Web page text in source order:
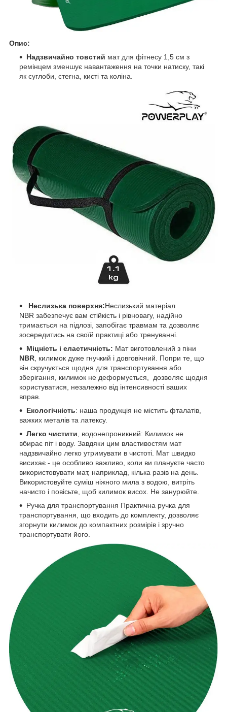
Опис:
Надзвичайно товстий мат для фітнесу 1,5 см з
ремінцем зменшує навантаження на точки натиску, такі
як суглоби, стегна, кисті та коліна.
Неслизька поверхня:Неслизький матеріал
NBR забезпечує вам стійкість і рівновагу, надійно
тримається на підлозі, запобігає травмам та дозволяє
зосередитись на своїй практиці або тренуванні.
Міцність і еластичність: Мат виготовлений з піни
NBR , килимок дуже гнучкий і довговічний. Попри те, що
він скручується щодня для транспортування або
зберігання, килимок не деформується, дозволяє щодня
користуватися, незалежно від інтенсивності ваших
вправ.
Екологічність: наша продукція не містить фталатів,
важких металів та латексу.
Легко чистити , водонепроникний: Килимок не
вбирає піт і воду. Завдяки цим властивостям мат
надзвичайно легко утримувати в чистоті. Мат швидко
висихає - це особливо важливо, коли ви плануєте часто
використовувати мат, наприклад, кілька разів на день.
Використовуйте суміш ніжного мила з водою, витріть
начисто і повісьте, щоб килимок висох. Не занурюйте.
Ручка для транспортування Практична ручка для
транспортування, що входить до комплекту, дозволяє
згорнути килимок до компактних розмірів і зручно
транспортувати його.